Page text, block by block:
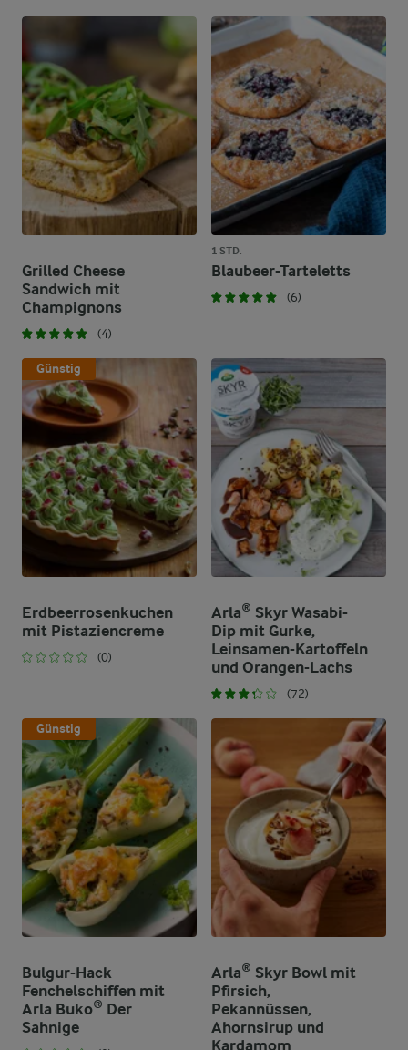
Grilled Cheese
Sandwich mit
Champignons
(4)
1 STD.
Blaubeer-Tarteletts
(6)
Günstig
Erdbeerrosenkuchen
mit Pistaziencreme
(0)
Arla® Skyr Wasabi-
Dip mit Gurke,
Leinsamen-Kartoffeln
und Orangen-Lachs
(72)
Günstig
Bulgur-Hack
Fenchelschiffen mit
Arla Buko® Der
Sahnige
Arla® Skyr Bowl mit
Pfirsich,
Pekannüssen,
Ahornsirup und
Kardamom